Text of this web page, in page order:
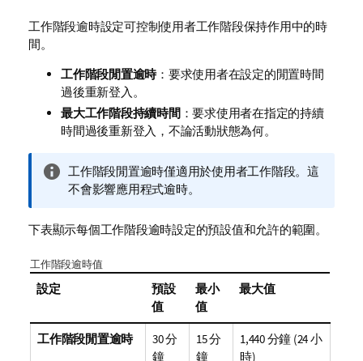
工作階段逾時設定可控制使用者工作階段保持作用中的時
間。
工作階段閒置逾時：要求使用者在設定的閒置時間
過後重新登入。
最大工作階段持續時間：要求使用者在指定的持續
時間過後重新登入，不論活動狀態為何。
資
訊
註
工作階段閒置逾時僅適用於使用者工作階段。這
不會影響應用程式逾時。
下表顯示每個工作階段逾時設定的預設值和允許的範圍。
工作階段逾時值
設定
預設
值
最小
值
最大值
工作階段閒置逾時
30 分
鐘
15 分
鐘
1,440 分鐘 (24 小
時)